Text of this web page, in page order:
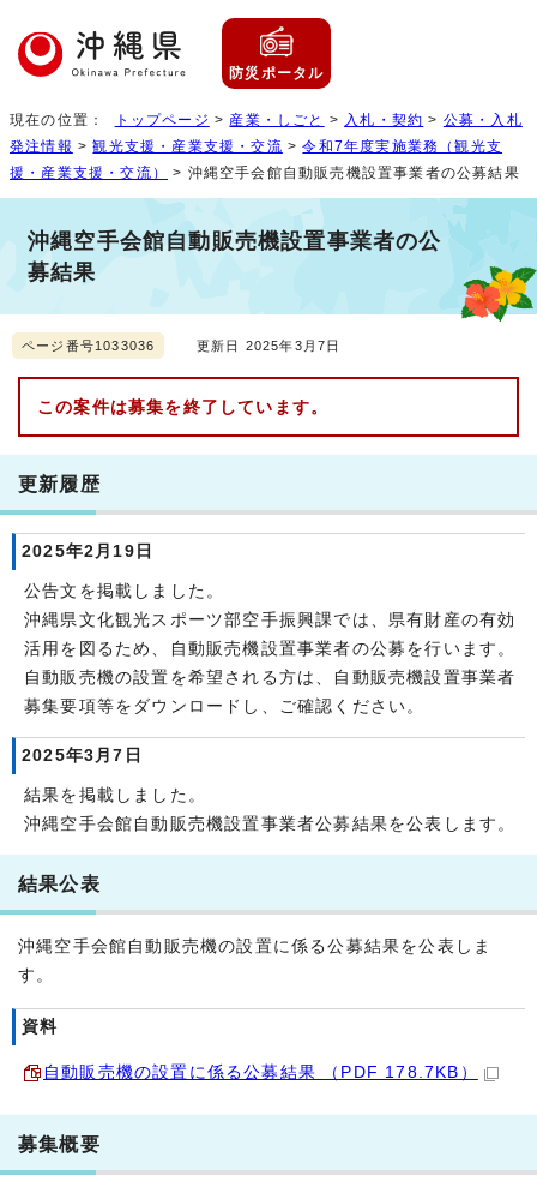
防災ポータル
現在の位置： トップページ > 産業・しごと > 入札・契約 > 公募・入札
発注情報 >観光支援・産業支援・交流 >令和7年度実施業務（観光支
援・産業支援・交流）
> 沖縄空手会館自動販売機設置事業者の公募結果
沖縄空手会館自動販売機設置事業者の公
募結果
ページ番号1033036 更新日 2025年3月7日
この案件は募集を終了しています。
更新履歴
2025年2月19日
公告文を掲載しました。
沖縄県文化観光スポーツ部空手振興課では、県有財産の有効
活用を図るため、自動販売機設置事業者の公募を行います。
自動販売機の設置を希望される方は、自動販売機設置事業者
募集要項等をダウンロードし、ご確認ください。
2025年3月7日
結果を掲載しました。
沖縄空手会館自動販売機設置事業者公募結果を公表します。
結果公表
沖縄空手会館自動販売機の設置に係る公募結果を公表しま
す。
資料
自動販売機の設置に係る公募結果 （PDF 178.7KB）
募集概要